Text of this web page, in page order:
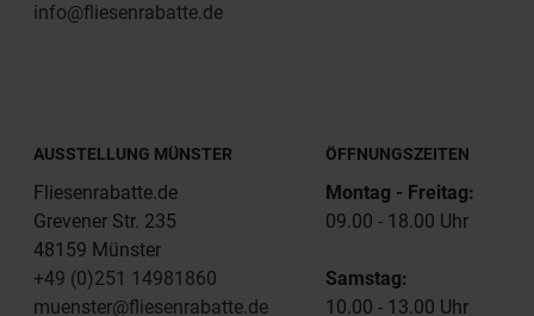
info@fliesenrabatte.de
AUSSTELLUNG MÜNSTER
Fliesenrabatte.de
Grevener Str. 235
48159 Münster
+49 (0)251 14981860
muenster@fliesenrabatte.de
ÖFFNUNGSZEITEN
Montag - Freitag:
09.00 - 18.00 Uhr
Samstag:
10.00 - 13.00 Uhr